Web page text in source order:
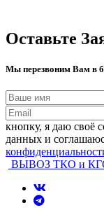
Оставьте
Мы перезвоним Вам в
кнопку, я даю своё
данных и
ВЫВОЗ ТКО и